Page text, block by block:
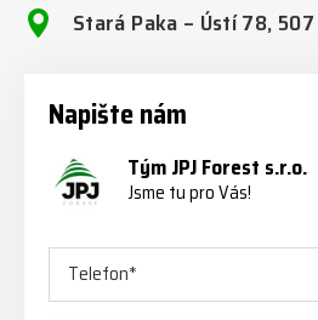
Stará Paka – Ústí 78,
Napište nám
Tým JPJ Forest s.r.o.
Jsme tu pro Vás!